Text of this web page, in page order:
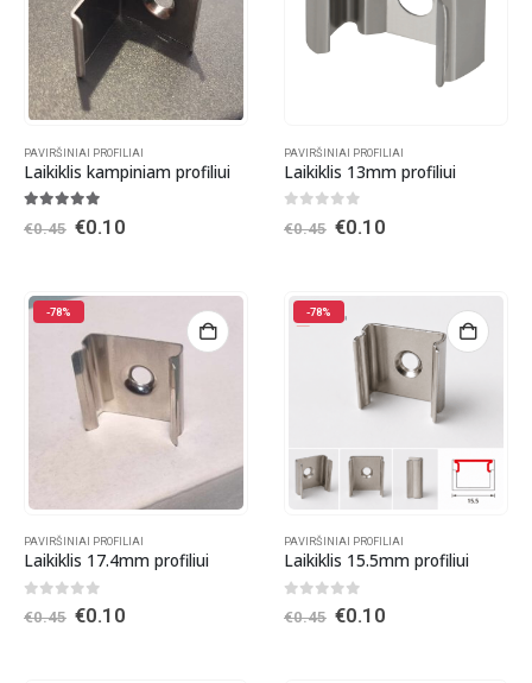
PAVIRŠINIAI PROFILIAI
Laikiklis kampiniam profiliui
out of 5
€0.45 Original
€0.10Current
PAVIRŠINIAI PROFILIAI
Laikiklis 13mm profiliui
out of 5
€0.45 Original
€0.10Current
-78%
PAVIRŠINIAI PROFILIAI
Laikiklis 17.4mm profiliui
out of 5
€0.45 Original
€0.10Current
-78%
PAVIRŠINIAI PROFILIAI
Laikiklis 15.5mm profiliui
out of 5
€0.45 Original
€0.10Current